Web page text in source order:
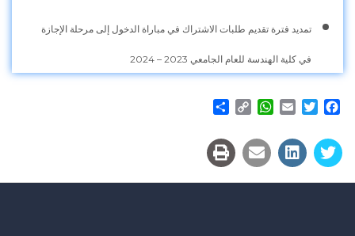
تمديد فترة تقديم طلبات الاشتراك في مباراة الدخول إلى مرحلة الإجازة
في كلية الهندسة للعام الجامعي 2023 – 2024
Facebook
Twitter
Email
WhatsApp
Copy